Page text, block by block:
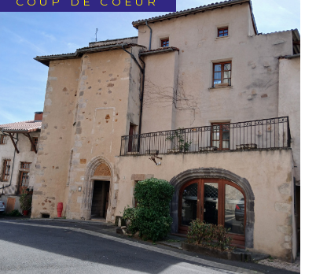
COUP DE COEUR